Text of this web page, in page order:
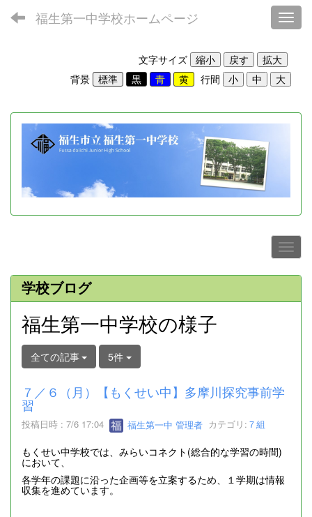
福生第一中学校ホームページ
文字サイズ
背景
行間
学校ブログ
福生第一中学校の様子
全ての記事 5件
７／６（月）【もくせい中】多摩川探究事前学
習
投稿日時 : 7/6 17:04 福生第一中 管理者 カテゴリ: ７組
もくせい中学校では、みらいコネクト(総合的な学習の時間)
において、
各学年の課題に沿った企画等を立案するため、１学期は情報
収集を進めています。